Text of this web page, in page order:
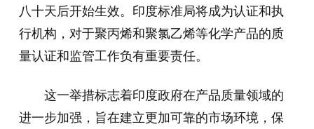
八十天后开始生效。印度标准局将成为认证和执
行机构，对于聚丙烯和聚氯乙烯等化学产品的质
量认证和监管工作负有重要责任。
这一举措标志着印度政府在产品质量领域的
进一步加强，旨在建立更加可靠的市场环境，保